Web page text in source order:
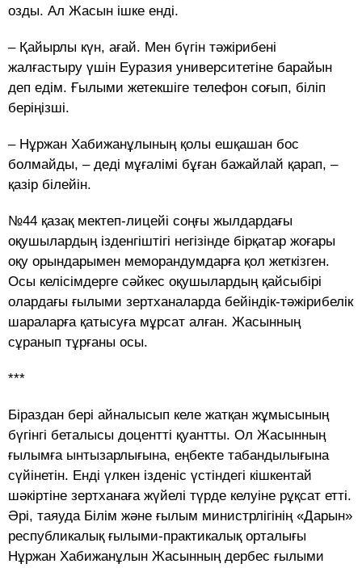
озды. Ал Жасын ішке енді.
– Қайырлы күн, ағай. Мен бүгін тәжірибені
жалғастыру үшін Еуразия университетіне барайын
деп едім. Ғылыми жетекшіге телефон соғып, біліп
беріңізші.
– Нұржан Хабижанұлының қолы ешқашан бос
болмайды, – деді мұғалімі бұған бажайлай қарап, –
қазір білейін.
№44 қазақ мектеп-лицейі соңғы жылдардағы
оқушылардың ізденгіштігі негізінде бірқатар жоғары
оқу орындарымен меморандумдарға қол жеткізген.
Осы келісімдерге сәйкес оқушылардың қайсыбірі
олардағы ғылыми зертханаларда бейіндік-тәжірибелік
шараларға қатысуға мұрсат алған. Жасынның
сұранып тұрғаны осы.
***
Біраздан бері айналысып келе жатқан жұмысының
бүгінгі беталысы доцентті қуантты. Ол Жасынның
ғылымға ынтызарлығына, еңбекте табандылығына
сүйінетін. Енді үлкен ізденіс үстіндегі кішкентай
шәкіртіне зертханаға жүйелі түрде келуіне рұқсат етті.
Әрі, таяуда Білім және ғылым министрлігінің «Дарын»
республикалық ғылыми-практикалық орталығы
Нұржан Хабижанұлын Жасынның дербес ғылыми